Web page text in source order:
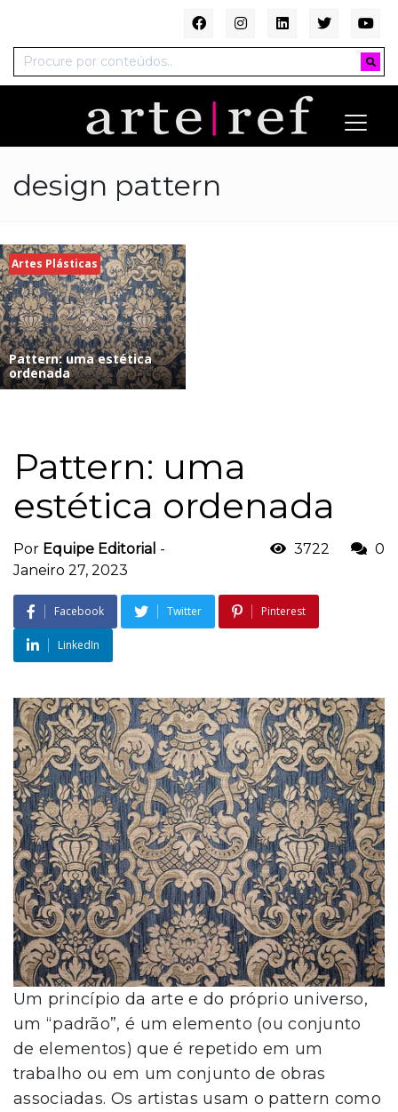
design pattern
Artes Plásticas
Pattern: uma estética
ordenada
Pattern: uma
estética ordenada
Por Equipe Editorial -
Janeiro 27, 2023
3722 0
Facebook Twitter Pinterest
LinkedIn
Um princípio da arte e do próprio universo,
um “padrão”, é um elemento (ou conjunto
de elementos) que é repetido em um
trabalho ou em um conjunto de obras
associadas. Os artistas usam o pattern como